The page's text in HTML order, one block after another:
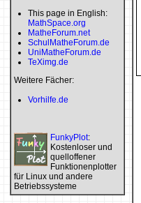
This page in English:
MathSpace.org
MatheForum.net
SchulMatheForum.de
UniMatheForum.de
TeXimg.de
Weitere Fächer:
Vorhilfe.de
FunkyPlot:
Kostenloser und
quelloffener
Funktionenplotter
für Linux und andere
Betriebssysteme